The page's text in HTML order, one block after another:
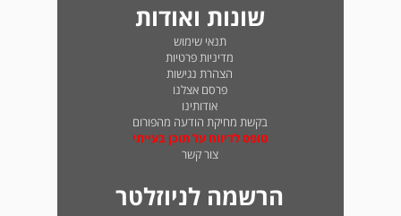
שונות ואודות
תנאי שימוש
מדיניות פרטיות
הצהרת נגישות
פרסם אצלנו
אודותינו
בקשת מחיקת הודעה מהפורום
טופס לדיווח על תוכן בעייתי
צור קשר
הרשמה לניוזלטר